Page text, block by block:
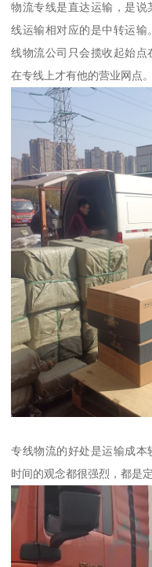
物流专线是直达运输，是
线运输相对应的是中转运
线物流公司只会揽收起始点
在专线上才有他的营业网点。
专线物流的好处是运输成
时间的观念都很强烈，都是